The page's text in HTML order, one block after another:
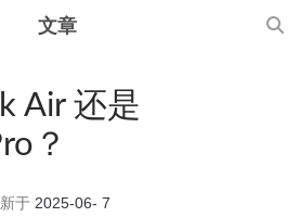
文章
Air 还是
？
于 2025-06- 7